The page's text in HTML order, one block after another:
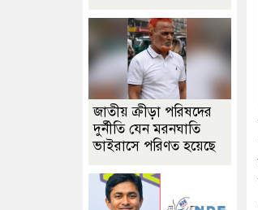
জাতীয় ক্রীড়া পরিষদের
দুর্নীতি যেন মরনঘাতি
ভাইরাসে পরিণত হয়েছে